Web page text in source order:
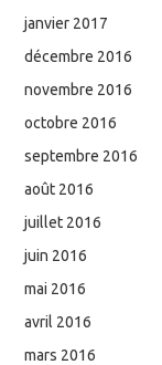
janvier 2017
décembre 2016
novembre 2016
octobre 2016
septembre 2016
août 2016
juillet 2016
juin 2016
mai 2016
avril 2016
mars 2016